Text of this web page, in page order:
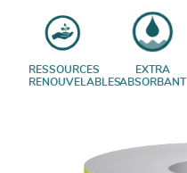
RESSOURCES
RENOUVELABLES
EXTRA
ABSORBANT